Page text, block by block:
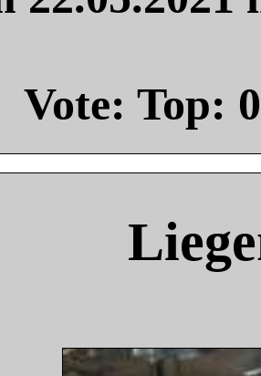
Vote: Top: 0